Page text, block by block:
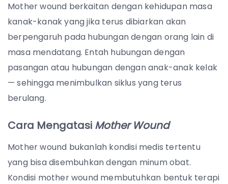
Mother wound berkaitan dengan kehidupan masa
kanak-kanak yang jika terus dibiarkan akan
berpengaruh pada hubungan dengan orang lain di
masa mendatang. Entah hubungan dengan
pasangan atau hubungan dengan anak-anak kelak
— sehingga menimbulkan siklus yang terus
berulang.
Cara Mengatasi Mother Wound
Mother wound bukanlah kondisi medis tertentu
yang bisa disembuhkan dengan minum obat.
Kondisi mother wound membutuhkan bentuk terapi